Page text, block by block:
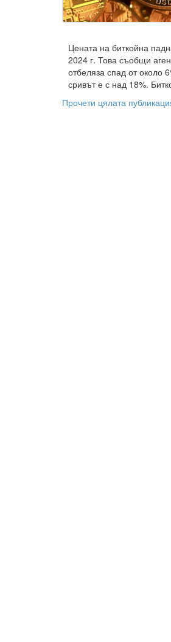
Цената на биткойна
2024 г. Това съобщи
отбеляза спад от около
сривът е с над 18%.
Прочети цялата